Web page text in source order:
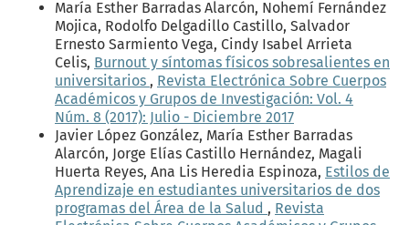
María Esther Barradas Alarcón, Nohemí Fernández
Mojica, Rodolfo Delgadillo Castillo, Salvador
Ernesto Sarmiento Vega, Cindy Isabel Arrieta
Celis, Burnout y síntomas físicos sobresalientes en
universitarios , Revista Electrónica Sobre Cuerpos
Académicos y Grupos de Investigación: Vol. 4
Núm. 8 (2017): Julio - Diciembre 2017
Javier López González, María Esther Barradas
Alarcón, Jorge Elías Castillo Hernández, Magali
Huerta Reyes, Ana Lis Heredia Espinoza, Estilos de
Aprendizaje en estudiantes universitarios de dos
programas del Área de la Salud , Revista